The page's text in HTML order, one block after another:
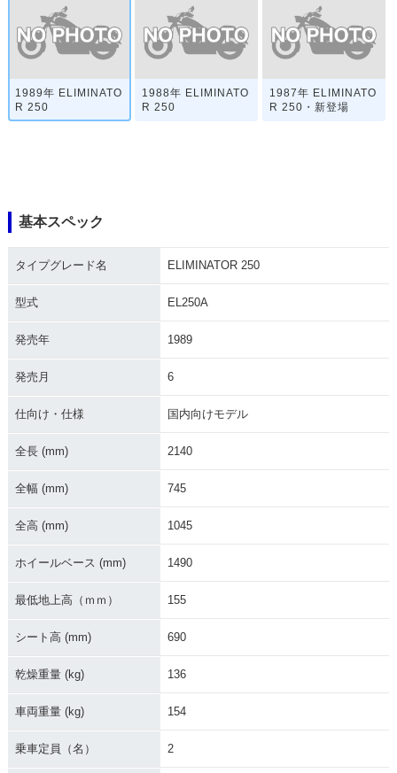
1989年 ELIMINATO
R 250
1988年 ELIMINATO
R 250
1987年 ELIMINATO
R 250・新登場
基本スペック
タイプグレード名 ELIMINATOR 250
型式 EL250A
発売年 1989
発売月 6
仕向け・仕様 国内向けモデル
全長 (mm) 2140
全幅 (mm) 745
全高 (mm) 1045
ホイールベース (mm) 1490
最低地上高（ｍｍ） 155
シート高 (mm) 690
乾燥重量 (kg) 136
車両重量 (kg) 154
乗車定員（名） 2